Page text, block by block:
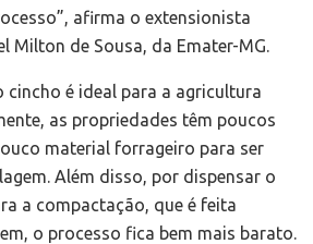
afirma o extensionista
Milton de Sousa, da Emater-MG.
cincho é ideal para a agricultura
as propriedades têm poucos
material forrageiro para ser
Além disso, por dispensar o
a compactação, que é feita
o processo fica bem mais barato.